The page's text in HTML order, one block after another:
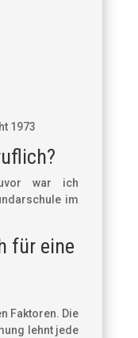
1973
war ich
im
für eine
Faktoren. Die
lehnt jede